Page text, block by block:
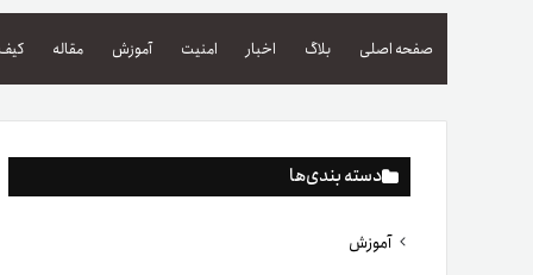
بازار تترلند
سرمایه‌گذاری آسان
صفحه اصلی بلاگ اخبار امنیت آموزش مقاله
دسته بندی‌ها
آموزش